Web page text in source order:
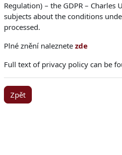
Regulation) – the GDPR –
subjects about the conditions
processed.
Plné znění naleznete zde
Full text of privacy policy can be
Zpět